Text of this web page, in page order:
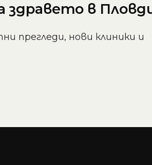
здравето в
прегледи, нови клиники и